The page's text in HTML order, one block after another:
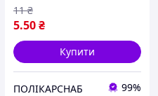
5.50₴
11 ₴
Купити
ПОЛІКАРСНАБ 99%